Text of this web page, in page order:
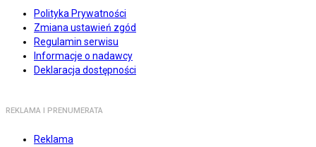
Polityka Prywatności
Zmiana ustawień zgód
Regulamin serwisu
Informacje o nadawcy
Deklaracja dostępności
REKLAMA I PRENUMERATA
Reklama